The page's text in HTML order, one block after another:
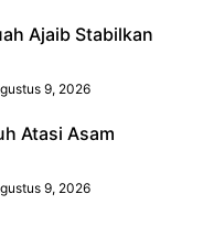
Ajaib Stabilkan
9, 2026
Atasi Asam
9, 2026